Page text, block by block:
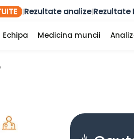
|Rezultate analize|Rezultate
Echipa Medicina muncii